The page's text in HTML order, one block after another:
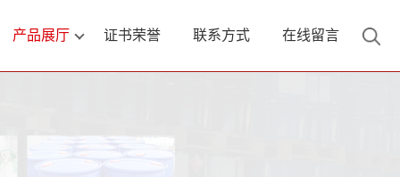
产品展厅 证书荣誉 联系方式 在线留言